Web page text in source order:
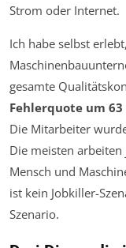
Strom oder Internet.
Ich habe selbst
gesamte
Fehlerquote um
Die Mitarbeiter
Die meisten
Mensch und
ist kein Jobkiller-
Szenario.